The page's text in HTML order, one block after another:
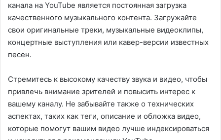
канала на YouTube является постоянная загрузка
качественного музыкального контента. Загружайте
свои оригинальные треки, музыкальные видеоклипы,
концертные выступления или кавер-версии известных
песен.
Стремитесь к высокому качеству звука и видео, чтобы
привлечь внимание зрителей и повысить интерес к
вашему каналу. Не забывайте также о технических
аспектах, таких как теги, описание и обложка видео,
которые помогут вашим видео лучше индексироваться